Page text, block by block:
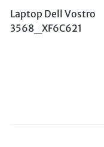
Laptop Dell Vostro
3568_XF6C621